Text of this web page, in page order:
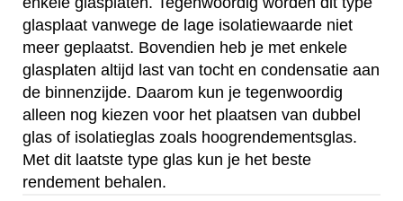
glasplaat vanwege de lage isolatiewaarde niet
meer geplaatst. Bovendien heb je met enkele
glasplaten altijd last van tocht en condensatie aan
de binnenzijde. Daarom kun je tegenwoordig
alleen nog kiezen voor het plaatsen van dubbel
glas of isolatieglas zoals hoogrendementsglas.
Met dit laatste type glas kun je het beste
rendement behalen.